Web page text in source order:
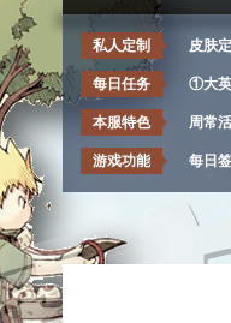
私人定制 皮肤
每日任务 ①大
本服特色 周常
游戏功能 每日